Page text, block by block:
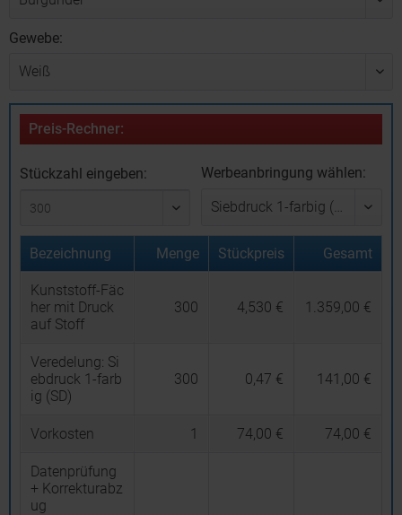
Gewebe:
Preis-Rechner:
Stückzahl eingeben: Werbeanbringung wählen:
Bezeichnung Menge Stückpreis Gesamt
Kunststoff-Fäc
her mit Druck
auf Stoff
300 4,530 € 1.359,00 €
Veredelung: Si
ebdruck 1-farb
ig (SD)
300 0,47 € 141,00 €
Vorkosten 1 74,00 € 74,00 €
Datenprüfung
+ Korrekturabz
ug